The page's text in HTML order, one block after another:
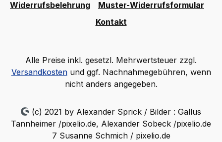
Widerrufsbelehrung
Muster-Widerrufsformular
Kontakt
Alle Preise inkl. gesetzl. Mehrwertsteuer zzgl.
Versandkostenund ggf. Nachnahmegebühren, wenn
nicht anders angegeben.
(c) 2021 by Alexander Sprick / Bilder : Gallus
Tannheimer /pixelio.de, Alexander Sobeck /pixelio.de
7 Susanne Schmich / pixelio.de